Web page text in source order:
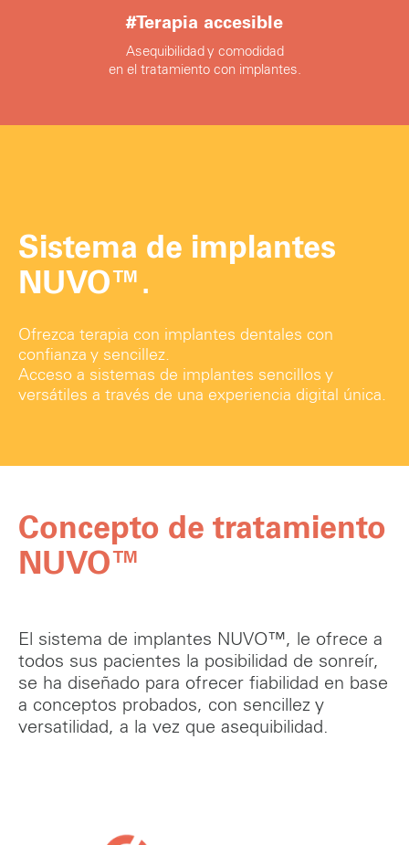
#Terapia accesible
Asequibilidad y comodidad
en el tratamiento con implantes.
Sistema de implantes
NUVO™.
Ofrezca terapia con implantes dentales con
confianza y sencillez.
Acceso a sistemas de implantes sencillos y
versátiles a través de una experiencia digital única.
Concepto de tratamiento
NUVO™
El sistema de implantes NUVO™, le ofrece a
todos sus pacientes la posibilidad de sonreír,
se ha diseñado para ofrecer fiabilidad en base
a conceptos probados, con sencillez y
versatilidad, a la vez que asequibilidad.